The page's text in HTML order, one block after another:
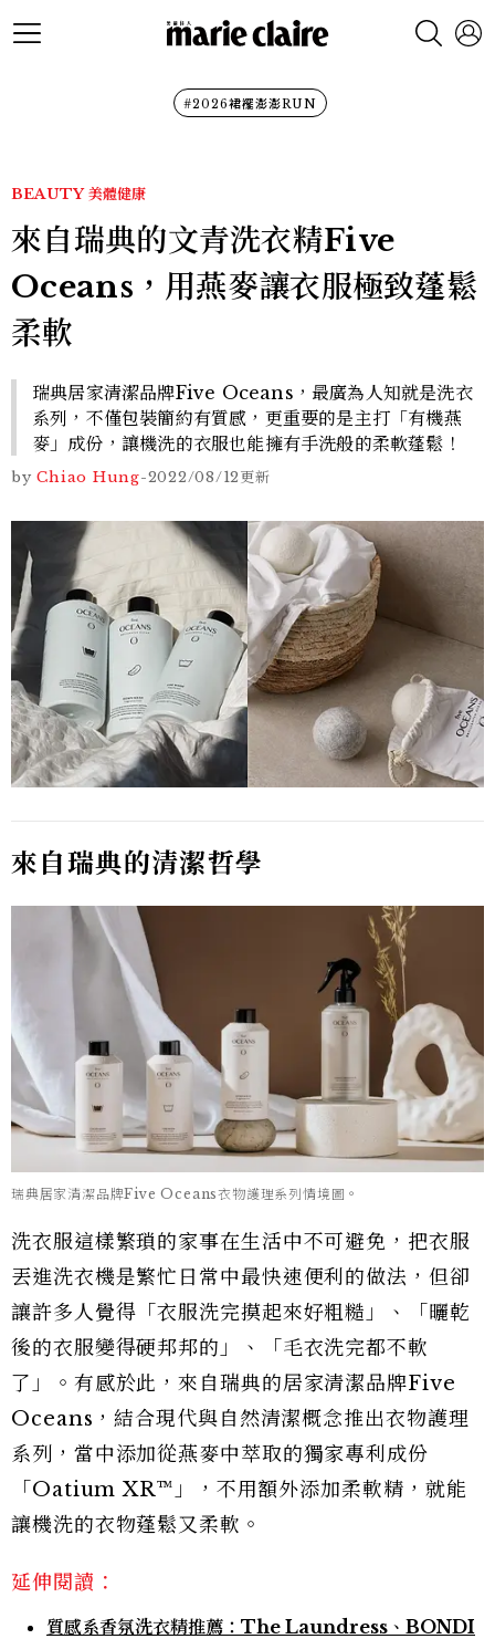
#2026裙襬澎澎RUN
BEAUTY 美體健康
來自瑞典的文青洗衣精Five
Oceans，用燕麥讓衣服極致蓬鬆
柔軟
瑞典居家清潔品牌Five Oceans，最廣為人知就是洗衣
系列，不僅包裝簡約有質感，更重要的是主打「有機燕
麥」成份，讓機洗的衣服也能擁有手洗般的柔軟蓬鬆！
by Chiao Hung-2022/08/12更新
來自瑞典的清潔哲學
瑞典居家清潔品牌Five Oceans衣物護理系列情境圖。
洗衣服這樣繁瑣的家事在生活中不可避免，把衣服
丟進洗衣機是繁忙日常中最快速便利的做法，但卻
讓許多人覺得「衣服洗完摸起來好粗糙」、「曬乾
後的衣服變得硬邦邦的」、「毛衣洗完都不軟
了」。有感於此，來自瑞典的居家清潔品牌Five
Oceans，結合現代與自然清潔概念推出衣物護理
系列，當中添加從燕麥中萃取的獨家專利成份
「Oatium XR™」，不用額外添加柔軟精，就能
讓機洗的衣物蓬鬆又柔軟。
延伸閱讀：
質感系香氛洗衣精推薦：The Laundress、BONDI